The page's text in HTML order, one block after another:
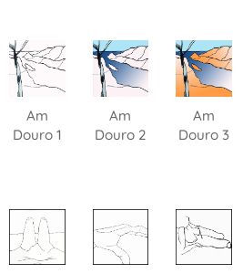
Am
Douro 1
Am
Douro 2
Am
Douro 3